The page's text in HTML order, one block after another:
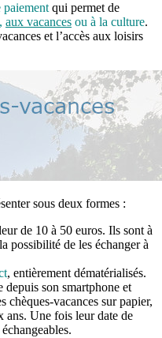
paiementqui permet de
aux vacances ou à la culture.
et l’accès aux loisirs
sous deux formes :
de 10 à 50 euros. Ils sont à
possibilité de les échanger à
, entièrement dématérialisés.
son smartphone et
chèques-vacances sur papier,
ans. Une fois leur date de